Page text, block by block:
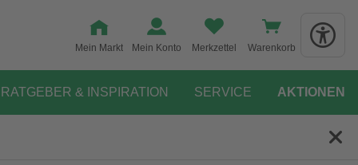
Mein Markt Mein Konto Merkzettel Warenkorb
RATGEBER & INSPIRATION SERVICE AKTIONEN